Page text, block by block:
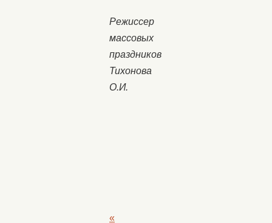
Режиссер
массовых
праздников
Тихонова
О.И.
«